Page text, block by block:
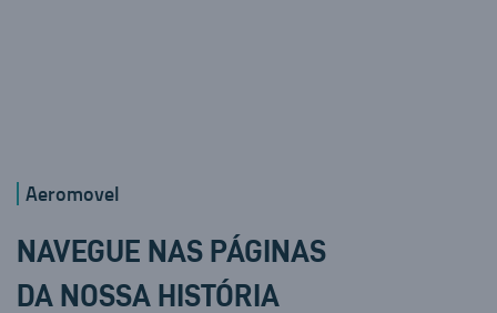
Aeromovel
NAVEGUE NAS PÁGINAS
DA NOSSA HISTÓRIA